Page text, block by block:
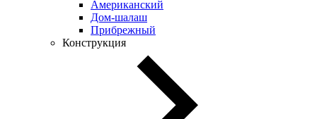
Американский
Дом-шалаш
Прибрежный
Конструкция